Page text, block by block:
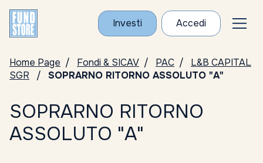
Investi Accedi
Home Page Fondi & SICAV PAC
L&B CAPITAL
SGR
SOPRARNO RITORNO ASSOLUTO "A"
SOPRARNO RITORNO
ASSOLUTO "A"